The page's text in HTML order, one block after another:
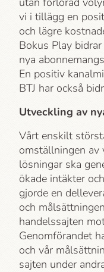
vi i tillägg en
och lägre
Bokus Play
nya
En positiv
BTJ har också
Utveckling av
Vårt enskilt
omställningen av
lösningar ska
ökade intäkter
gjorde en
och
handelssajten
Genomförandet
och vår
sajten under